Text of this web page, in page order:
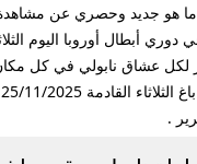
هو جديد وحصري عن مشاهدة
لكل عشاق نابولي في كل
.